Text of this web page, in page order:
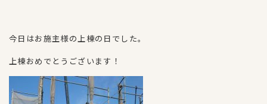
今日はお施主様の上棟の日でした。
上棟おめでとうございます！